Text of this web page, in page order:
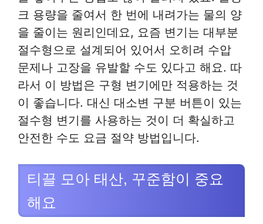
크 용량을 줄여서 한 번에 내려가는 물의 양
을 줄이는 원리인데요, 요즘 변기는 대부분
절수형으로 설계되어 있어서 오히려 수압
문제나 고장을 유발할 수도 있다고 해요. 따
라서 이 방법은 구형 변기에만 적용하는 것
이 좋습니다. 대신 대소변 구분 버튼이 있는
절수형 변기를 사용하는 것이 더 확실하고
안전한 수도 요금 절약 방법입니다.
티끌 모아 태산, 꾸준함이 중요
해요